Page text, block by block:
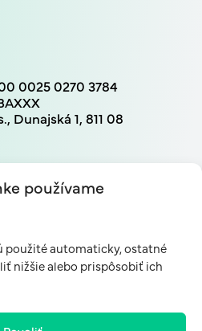
používame
použité automaticky, ostatné
nižšie alebo prispôsobiť ich
0025 0270 3784
Dunajská 1, 811 08